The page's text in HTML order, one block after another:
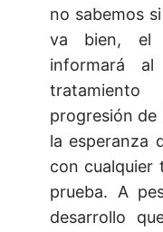
no sabemos
va bien, el
informará
progresión de
la esperanza
con cualquier
prueba. A
desarrollo